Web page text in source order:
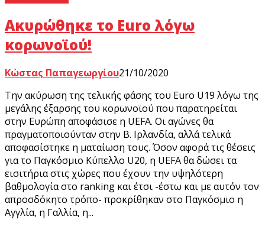
Ακυρώθηκε το Euro λόγω
κορωνοϊού!
Κώστας Παπαγεωργίου21/10/2020
Την ακύρωση της τελικής φάσης του Euro U19 λόγω της
μεγάλης έξαρσης του κορωνοϊού που παρατηρείται
στην Ευρώπη αποφάσισε η UEFA. Οι αγώνες θα
πραγματοποιούνταν στην Β. Ιρλανδία, αλλά τελικά
αποφασίστηκε η ματαίωση τους. Όσον αφορά τις θέσεις
για το Παγκόσμιο Κύπελλο U20, η UEFA θα δώσει τα
εισιτήρια στις χώρες που έχουν την υψηλότερη
βαθμολογία στο ranking και έτσι -έστω και με αυτόν τον
απροσδόκητο τρόπο- προκρίθηκαν στο Παγκόσμιο η
Αγγλία, η Γαλλία, η...